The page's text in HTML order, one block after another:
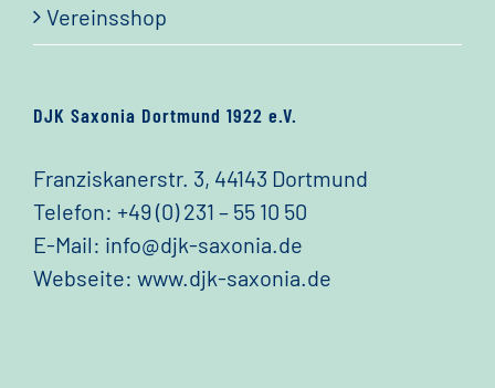
Vereinsshop
DJK Saxonia Dortmund 1922 e.V.
Franziskanerstr. 3, 44143 Dortmund
Telefon: +49 (0) 231 – 55 10 50
E-Mail: info@djk-saxonia.de
Webseite: www.djk-saxonia.de